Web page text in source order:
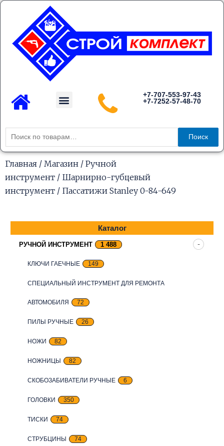
Перейти
содержимому
Menu
+7-707-553-97-43
+7-7252-57-48-70
Искать:
Поиск
Главная / Магазин / Ручной
инструмент / Шарнирно-губцевый
инструмент / Пассатижи Stanley 0-84-649
Каталог
РУЧНОЙ ИНСТРУМЕНТ 1 488
КЛЮЧИ ГАЕЧНЫЕ 149
СПЕЦИАЛЬНЫЙ ИНСТРУМЕНТ ДЛЯ РЕМОНТА
АВТОМОБИЛЯ 72
ПИЛЫ РУЧНЫЕ 26
НОЖИ 82
НОЖНИЦЫ 82
СКОБОЗАБИВАТЕЛИ РУЧНЫЕ 6
ГОЛОВКИ 350
ТИСКИ 74
СТРУБЦИНЫ 74